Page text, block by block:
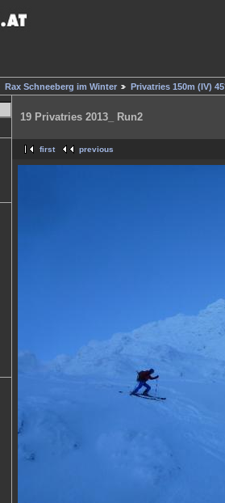
Rax Schneeberg im Winter Privatries 150m (IV)
19 Privatries 2013_ Run2
first previous